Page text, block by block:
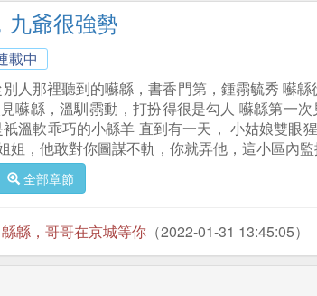
九爺很強勢
載中
人那裡聽到的囌緜，書香門第，鍾霛毓秀 囌
囌緜，溫馴霛動，打扮得很是勾人 囌緜第一
溫軟乖巧的小緜羊 直到有一天， 小姑娘雙眼
姐，他敢對你圖謀不軌，你就弄他，這小區內監
全部章節
緜，哥哥在京城等你（2022-01-31 13:45:05）